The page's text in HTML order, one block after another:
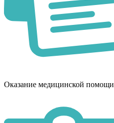
Оказание медицинской помощи